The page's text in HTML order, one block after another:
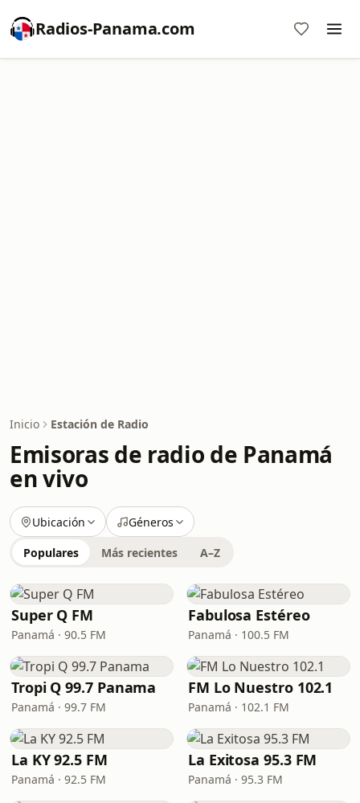
Radios-Panama.com
Inicio Estación de Radio
Emisoras de radio de Panamá
en vivo
Ubicación Géneros
Populares Más recientes A–Z
Super Q FM
Panamá · 90.5 FM
Fabulosa Estéreo
Panamá · 100.5 FM
Tropi Q 99.7 Panama
Panamá · 99.7 FM
FM Lo Nuestro 102.1
Panamá · 102.1 FM
La KY 92.5 FM
Panamá · 92.5 FM
La Exitosa 95.3 FM
Panamá · 95.3 FM